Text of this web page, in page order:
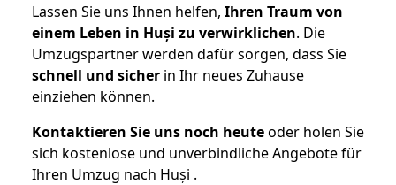
Lassen Sie uns Ihnen helfen, Ihren Traum von
einem Leben in Huși zu verwirklichen. Die
Umzugspartner werden dafür sorgen, dass Sie
schnell und sicher in Ihr neues Zuhause
einziehen können.
Kontaktieren Sie uns noch heuteoder holen Sie
sich kostenlose und unverbindliche Angebote für
Ihren Umzug nach Huși .